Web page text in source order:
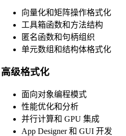
YAML Beautifier
SQL Beautifier
PostgreSQL SQL Beautifier
MongoDB Query Beautifier
Nginx Config Beautifier
Apache Config Beautifier
向量化和矩阵操作格式化
工具箱函数和方法结构
匿名函数和句柄组织
单元数组和结构体格式化
高级格式化
面向对象编程模式
性能优化和分析
并行计算和 GPU 集成
App Designer 和 GUI 开发